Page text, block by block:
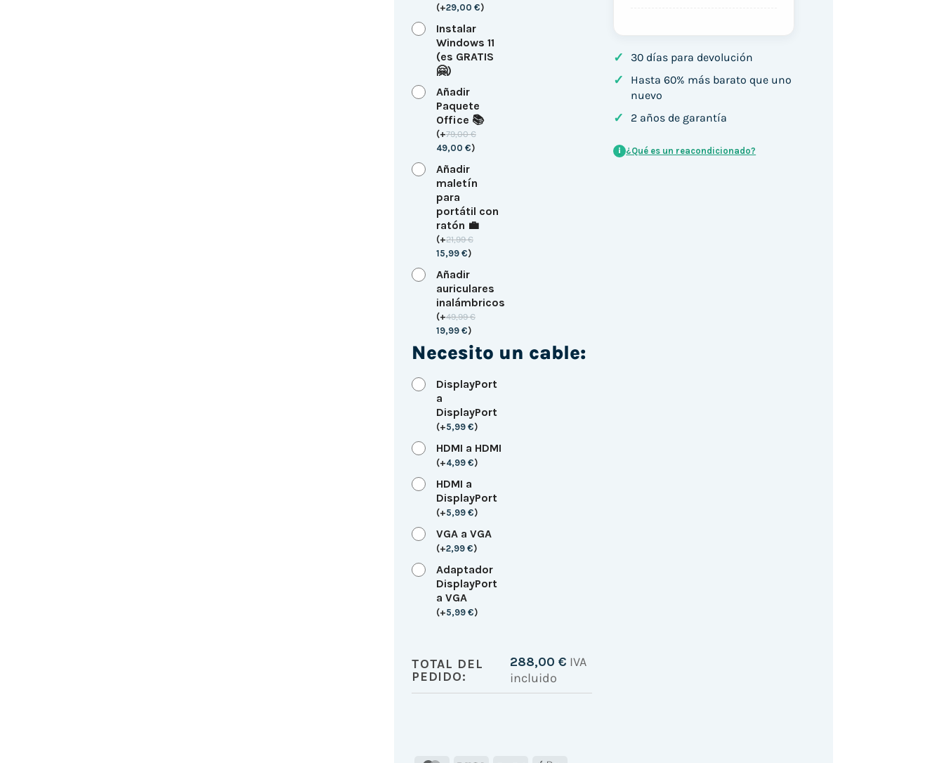
(+29,00 €)
Instalar
Windows 11
(es GRATIS
🤗)
Añadir
Paquete
Office 📚
(+79,00€
49,00 €)
Añadir
maletín
para
portátil con
ratón 💼
(+21,99€
15,99 €)
Añadir
auriculares
inalámbricos
(+49,99€
19,99 €)
Necesito un cable:
DisplayPort
a
DisplayPort
(+5,99 €)
HDMI a HDMI
(+4,99 €)
HDMI a
DisplayPort
(+5,99 €)
VGA a VGA
(+2,99 €)
Adaptador
DisplayPort
a VGA
(+5,99 €)
TOTAL DEL
PEDIDO:
288,00 € IVA
incluido
✓ 30 días para devolución
✓
Hasta 60% más barato que uno
nuevo
✓ 2 años de garantía
i ¿Qué es un reacondicionado?